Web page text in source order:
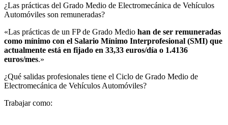
¿Las prácticas del Grado Medio de Electromecánica de Vehículos
Automóviles son remuneradas?​
«Las prácticas de un FP de Grado Medio han de ser remuneradas
como mínimo con el Salario Mínimo Interprofesional (SMI) que
actualmente está en fijado en 33,33 euros/día o 1.4136
euros/mes.»
¿Qué salidas profesionales tiene el Ciclo de Grado Medio de
Electromecánica de Vehículos Automóviles?​
Trabajar como: